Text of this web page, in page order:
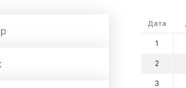
Дата
1
2
3